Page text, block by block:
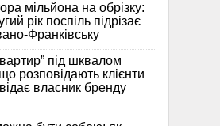
мільйона на обрізку:
рік поспіль підрізає
Франківську
під шквалом
розповідають клієнти
власник бренду